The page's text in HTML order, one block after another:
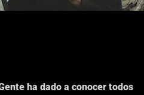
ha dado a conocer todos